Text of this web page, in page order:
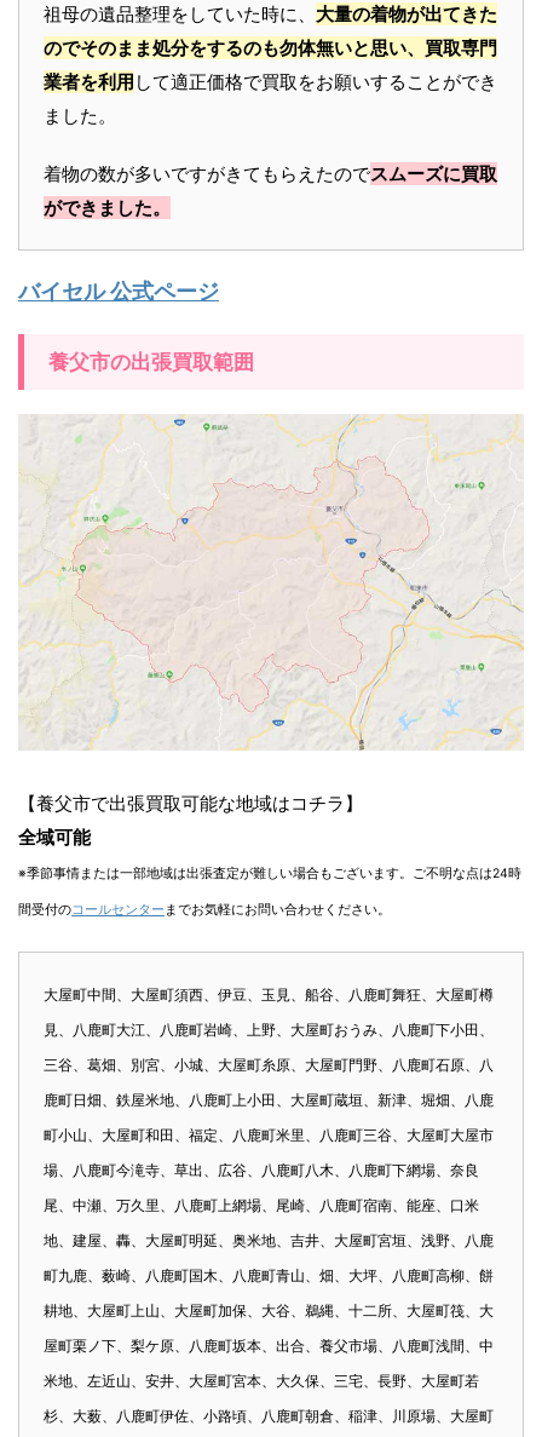
祖母の遺品整理をしていた時に、 大量の着物が出てきた
のでそのまま処分をするのも勿体無いと思い、買取専門
業者を利用 して適正価格で買取をお願いすることができ
ました。
着物の数が多いですがきてもらえたのでスムーズに買取
ができました。
バイセル 公式ページ
養父市の出張買取範囲
【養父市で出張買取可能な地域はコチラ】
全域可能
※季節事情または一部地域は出張査定が難しい場合もございます。ご不明な点は24時
間受付のコールセンター までお気軽にお問い合わせください。
大屋町中間、大屋町須西、伊豆、玉見、船谷、八鹿町舞狂、大屋町樽
見、八鹿町大江、八鹿町岩崎、上野、大屋町おうみ、八鹿町下小田、
三谷、葛畑、別宮、小城、大屋町糸原、大屋町門野、八鹿町石原、八
鹿町日畑、鉄屋米地、八鹿町上小田、大屋町蔵垣、新津、堀畑、八鹿
町小山、大屋町和田、福定、八鹿町米里、八鹿町三谷、大屋町大屋市
場、八鹿町今滝寺、草出、広谷、八鹿町八木、八鹿町下網場、奈良
尾、中瀬、万久里、八鹿町上網場、尾崎、八鹿町宿南、能座、口米
地、建屋、轟、大屋町明延、奥米地、吉井、大屋町宮垣、浅野、八鹿
町九鹿、薮崎、八鹿町国木、八鹿町青山、畑、大坪、八鹿町高柳、餅
耕地、大屋町上山、大屋町加保、大谷、鵜縄、十二所、大屋町筏、大
屋町栗ノ下、梨ケ原、八鹿町坂本、出合、養父市場、八鹿町浅間、中
米地、左近山、安井、大屋町宮本、大久保、三宅、長野、大屋町若
杉、大薮、八鹿町伊佐、小路頃、八鹿町朝倉、稲津、川原場、大屋町